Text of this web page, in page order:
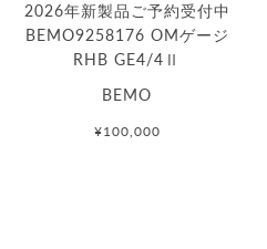
2026年新製品ご予約受付中
BEMO9258176 OMゲージ
RHB GE4/4Ⅱ
BEMO
¥100,000